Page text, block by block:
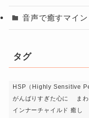
音声で癒すマイ
タグ
HSP（Highly Sensitive
がんばりすぎた心に
ま
インナーチャイルド 癒し